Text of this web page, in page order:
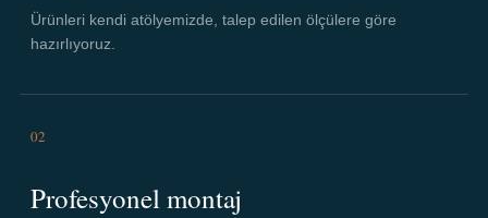
Ürünleri kendi atölyemizde, talep edilen ölçülere göre
hazırlıyoruz.
02
Profesyonel montaj